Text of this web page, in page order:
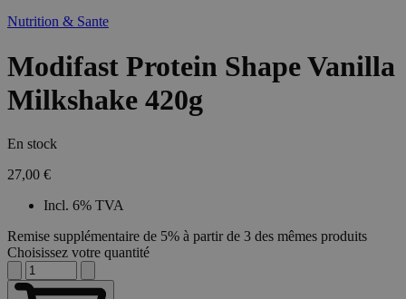
Nutrition & Sante
Modifast Protein Shape Vanilla
Milkshake 420g
En stock
27,00 €
Incl. 6% TVA
Remise supplémentaire de 5% à partir de 3 des mêmes produits
Choisissez votre quantité